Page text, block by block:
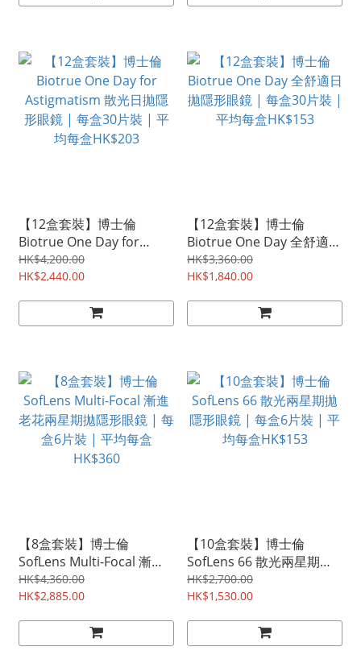
【12盒套裝】博士倫
Biotrue One Day for
Astigmatism 散光日拋隱
形眼鏡 | 每盒30片裝 | 平
HK$4,200.00
HK$2,440.00
【12盒套裝】博士倫
Biotrue One Day 全舒適日
拋隱形眼鏡 | 每盒30片裝 |
平均每盒HK$153
HK$3,360.00
HK$1,840.00
【8盒套裝】博士倫
SofLens Multi-Focal 漸進
老花兩星期拋隱形眼鏡 | 每
盒6片裝 | 平均每盒
HK$4,360.00
HK$2,885.00
【10盒套裝】博士倫
SofLens 66 散光兩星期拋
隱形眼鏡 | 每盒6片裝 | 平
均每盒HK$153
HK$2,700.00
HK$1,530.00